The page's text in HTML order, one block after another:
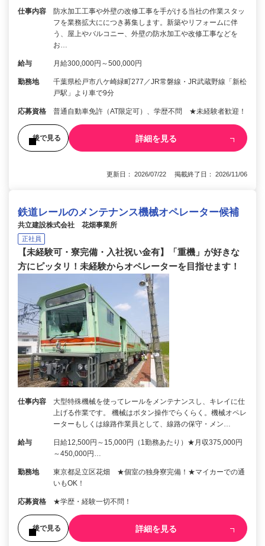
仕事内容
防水加工工事や外壁の改修工事を手がける当社の作業スタッ
フを業務拡大ににつき募集します。新築やリフォームに伴
う、屋上やバルコニー、外壁の防水加工や改修工事などを
お…
給与 月給300,000円～500,000円
勤務地
千葉県松戸市八ケ崎緑町277／JR常磐線・JR武蔵野線「新松
戸駅」より車で9分
応募資格 普通自動車免許（AT限定可）、学歴不問 ★未経験者歓迎！
後で見る 詳細を見る
更新日： 2026/07/22 掲載終了日： 2026/11/06
鉄道レールのメンテナンス機械オペレーター候補
共立建設株式会社 花畑事業所
正社員
【未経験可・寮完備・入社祝い金有】「重機」が好きな
方にピッタリ！未経験からオペレーターを目指せます！
仕事内容
大型特殊機械を使ってレールをメンテナンスし、キレイに仕
上げる作業です。 機械はボタン操作でらくらく。機械オペレ
ーターもしくは線路作業員として、線路の保守・メン…
給与
日給12,500円～15,000円（1勤務あたり）★月収375,000円
～450,000円…
勤務地
東京都足立区花畑 ★個室の独身寮完備！★マイカーでの通
いもOK！
応募資格 ★学歴・経験一切不問！
後で見る 詳細を見る